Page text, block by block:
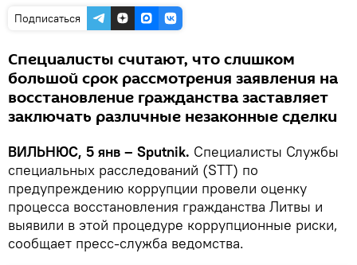
Подписаться
Специалисты считают, что слишком
большой срок рассмотрения заявления на
восстановление гражданства заставляет
заключать различные незаконные сделки
ВИЛЬНЮС, 5 янв – Sputnik. Специалисты Службы
специальных расследований (STT) по
предупреждению коррупции провели оценку
процесса восстановления гражданства Литвы и
выявили в этой процедуре коррупционные риски,
сообщает пресс-служба ведомства.